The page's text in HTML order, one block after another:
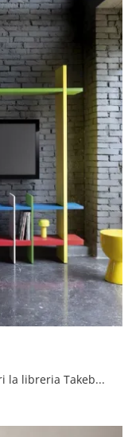
Finiture di pregio e linee decise: scopri la libreria Takebook 01 di De Rosso tra le più esclusive Librerie moderne componibili.